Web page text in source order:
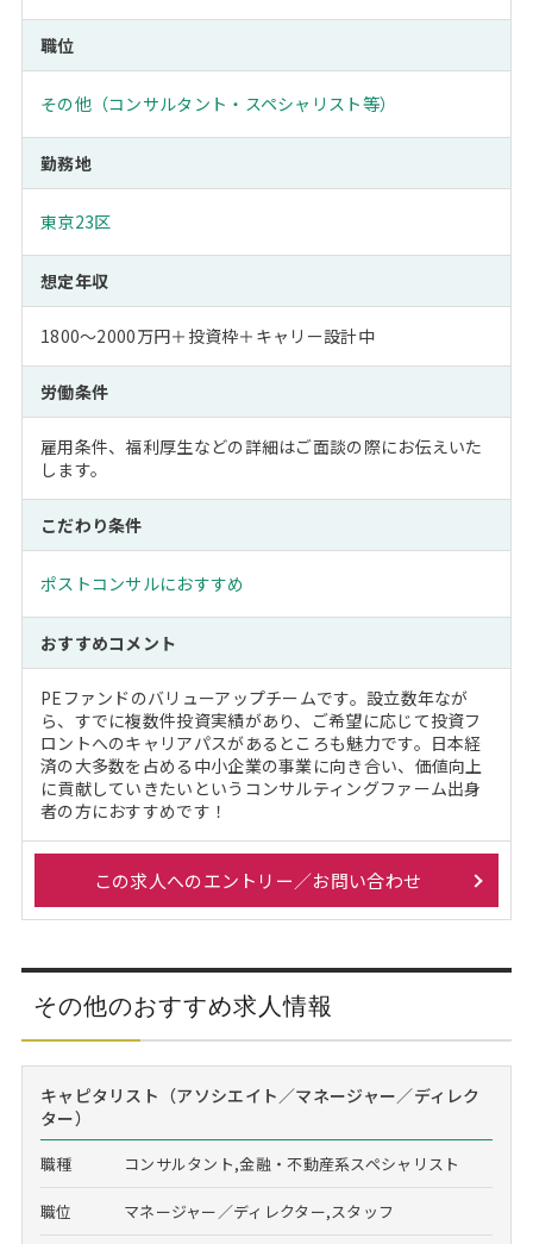
職位
その他（コンサルタント・スペシャリスト等）
勤務地
東京23区
想定年収
1800～2000万円＋投資枠＋キャリー設計中
労働条件
雇用条件、福利厚生などの詳細はご面談の際にお伝えいた
します。
こだわり条件
ポストコンサルにおすすめ
おすすめコメント
PEファンドのバリューアップチームです。設立数年なが
ら、すでに複数件投資実績があり、ご希望に応じて投資フ
ロントへのキャリアパスがあるところも魅力です。日本経
済の大多数を占める中小企業の事業に向き合い、価値向上
に貢献していきたいというコンサルティングファーム出身
者の方におすすめです！
この求人へのエントリー／お問い合わせ
その他のおすすめ求人情報
キャピタリスト（アソシエイト／マネージャー／ディレク
ター）
職種 コンサルタント,金融・不動産系スペシャリスト
職位 マネージャー／ディレクター,スタッフ